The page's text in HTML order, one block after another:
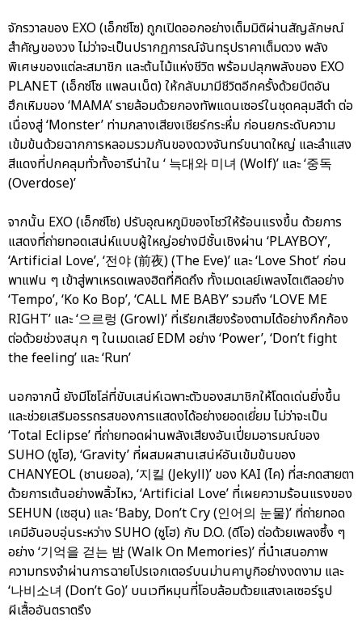
จักรวาลของ EXO (เอ็กซ์โซ) ถูกเปิดออกอย่างเต็มมิติผ่านสัญลักษณ์
สำคัญของวง ไม่ว่าจะเป็นปรากฏการณ์จันทรุปราคาเต็มดวง พลัง
พิเศษของแต่ละสมาชิก และต้นไม้แห่งชีวิต พร้อมปลุกพลังของ EXO
PLANET (เอ็กซ์โซ แพลนเน็ต) ให้กลับมามีชีวิตอีกครั้งด้วยบีตอัน
ฮึกเหิมของ ‘MAMA’ รายล้อมด้วยกองทัพแดนเซอร์ในชุดคลุมสีดำ ต่อ
เนื่องสู่ ‘Monster’ ท่ามกลางเสียงเชียร์กระหึ่ม ก่อนยกระดับความ
เข้มข้นด้วยฉากการหลอมรวมกันของดวงจันทร์ขนาดใหญ่ และลำแสง
สีแดงที่ปกคลุมทั่วทั้งอารีน่าใน ‘ 늑대와 미녀 (Wolf)’ และ ‘중독
(Overdose)’
จากนั้น EXO (เอ็กซ์โซ) ปรับอุณหภูมิของโชว์ให้ร้อนแรงขึ้น ด้วยการ
แสดงที่ถ่ายทอดเสน่ห์แบบผู้ใหญ่อย่างมีชั้นเชิงผ่าน ‘PLAYBOY’,
‘Artificial Love’, ‘전야 (前夜) (The Eve)’ และ ‘Love Shot’ ก่อน
พาแฟน ๆ เข้าสู่พาเหรดเพลงฮิตที่คิดถึง ทั้งเมดเลย์เพลงไตเติลอย่าง
‘Tempo’, ‘Ko Ko Bop’, ‘CALL ME BABY’ รวมถึง ‘LOVE ME
RIGHT’ และ ‘으르렁 (Growl)’ ที่เรียกเสียงร้องตามได้อย่างกึกก้อง
ต่อด้วยช่วงสนุก ๆ ในเมดเลย์ EDM อย่าง ‘Power’, ‘Don’t fight
the feeling’ และ ‘Run’
นอกจากนี้ ยังมีโซโล่ที่ขับเสน่ห์เฉพาะตัวของสมาชิกให้โดดเด่นยิ่งขึ้น
และช่วยเสริมอรรถรสของการแสดงได้อย่างยอดเยี่ยม ไม่ว่าจะเป็น
‘Total Eclipse’ ที่ถ่ายทอดผ่านพลังเสียงอันเปี่ยมอารมณ์ของ
SUHO (ซูโฮ), ‘Gravity’ ที่ผสมผสานเสน่ห์อันเข้มข้นของ
CHANYEOL (ชานยอล), ‘지킬 (Jekyll)’ ของ KAI (ไค) ที่สะกดสายตา
ด้วยการเต้นอย่างพลิ้วไหว, ‘Artificial Love’ ที่เผยความร้อนแรงของ
SEHUN (เซฮุน) และ ‘Baby, Don’t Cry (인어의 눈물)’ ที่ถ่ายทอด
เคมีอันอบอุ่นระหว่าง SUHO (ซูโฮ) กับ D.O. (ดีโอ) ต่อด้วยเพลงซึ้ง ๆ
อย่าง ‘기억을 걷는 밤 (Walk On Memories)’ ที่นำเสนอภาพ
ความทรงจำผ่านการฉายโปรเจกเตอร์บนม่านคาบูกิอย่างงดงาม และ
‘나비소녀 (Don’t Go)’ บนเวทีหมุนที่โอบล้อมด้วยแสงเลเซอร์รูป
ผีเสื้ออันตราตรึง